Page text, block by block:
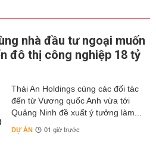
nhà đầu tư ngoại muốn
đô thị công nghiệp 18 tỷ
Thái An Holdings cùng các đối tác
đến từ Vương quốc Anh vừa tới
Quảng Ninh đề xuất ý tưởng làm...
DỰ ÁN 01 giờ trước